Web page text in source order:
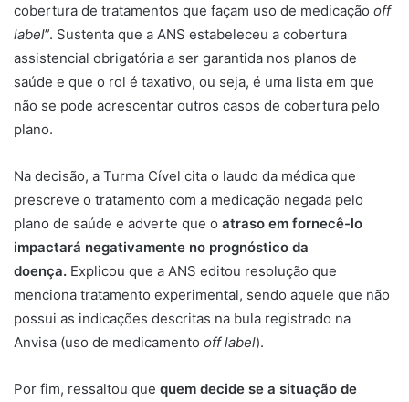
cobertura de tratamentos que façam uso de medicação off
label”. Sustenta que a ANS estabeleceu a cobertura
assistencial obrigatória a ser garantida nos planos de
saúde e que o rol é taxativo, ou seja, é uma lista em que
não se pode acrescentar outros casos de cobertura pelo
plano.
Na decisão, a Turma Cível cita o laudo da médica que
prescreve o tratamento com a medicação negada pelo
plano de saúde e adverte que o atraso em fornecê-lo
impactará negativamente no prognóstico da
doença. Explicou que a ANS editou resolução que
menciona tratamento experimental, sendo aquele que não
possui as indicações descritas na bula registrado na
Anvisa (uso de medicamento off label).
Por fim, ressaltou que quem decide se a situação de